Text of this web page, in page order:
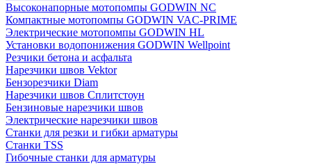
Высоконапорные мотопомпы GODWIN NC
Компактные мотопомпы GODWIN VAC-PRIME
Электрические мотопомпы GODWIN HL
Установки водопонижения GODWIN Wellpoint
Резчики бетона и асфальта
Нарезчики швов Vektor
Бензорезчики Diam
Нарезчики швов Сплитстоун
Бензиновые нарезчики швов
Электрические нарезчики швов
Станки для резки и гибки арматуры
Станки TSS
Гибочные станки для арматуры